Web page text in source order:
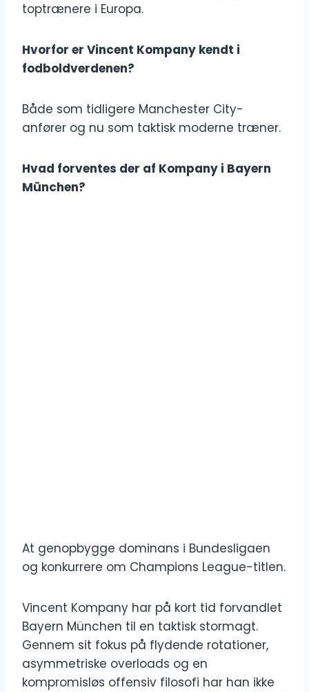
toptrænere i Europa.
Hvorfor er Vincent Kompany kendt i
fodboldverdenen?
Både som tidligere Manchester City-
anfører og nu som taktisk moderne træner.
Hvad forventes der af Kompany i Bayern
München?
At genopbygge dominans i Bundesligaen
og konkurrere om Champions League-titlen.
Vincent Kompany har på kort tid forvandlet
Bayern München til en taktisk stormagt.
Gennem sit fokus på flydende rotationer,
asymmetriske overloads og en
kompromisløs offensiv filosofi har han ikke